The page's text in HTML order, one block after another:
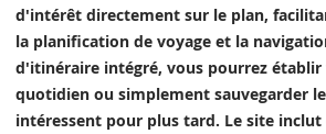
d'intérêt directement sur le plan,
la planification de voyage et la
d'itinéraire intégré, vous pourrez
quotidien ou simplement sauvegarder
intéressent pour plus tard. Le site